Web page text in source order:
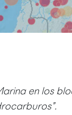
en los